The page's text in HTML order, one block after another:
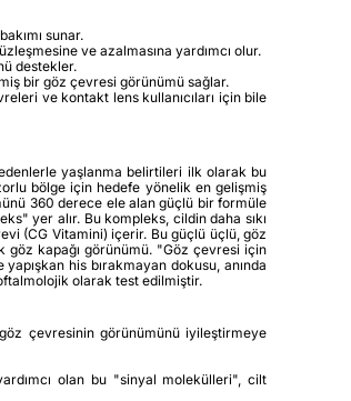
sunar.
ve azalmasına yardımcı olur.
destekler.
bir göz çevresi görünümü sağlar.
ve kontakt lens kullanıcıları için bile
yaşlanma belirtileri ilk olarak bu
bölge için hedefe yönelik en gelişmiş
360 derece ele alan güçlü bir formüle
yer alır. Bu kompleks, cildin daha sıkı
(CG Vitamini) içerir. Bu güçlü üçlü, göz
göz kapağı görünümü. "Göz çevresi için
his bırakmayan dokusu, anında
olarak test edilmiştir.
çevresinin görünümünü iyileştirmeye
olan bu "sinyal molekülleri", cilt